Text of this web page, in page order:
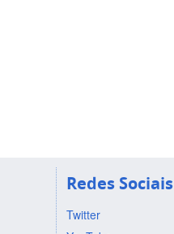
Redes Sociais
Twitter